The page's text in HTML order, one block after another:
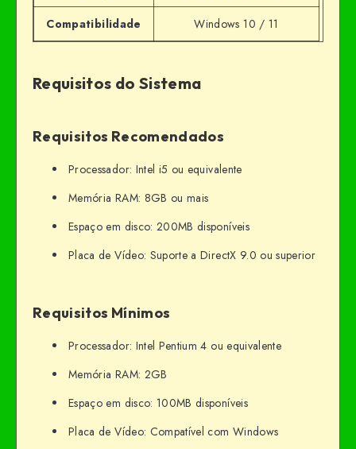
Compatibilidade Windows 10 / 11
Requisitos do Sistema
Requisitos Recomendados
Processador: Intel i5 ou equivalente
Memória RAM: 8GB ou mais
Espaço em disco: 200MB disponíveis
Placa de Vídeo: Suporte a DirectX 9.0 ou superior
Requisitos Mínimos
Processador: Intel Pentium 4 ou equivalente
Memória RAM: 2GB
Espaço em disco: 100MB disponíveis
Placa de Vídeo: Compatível com Windows